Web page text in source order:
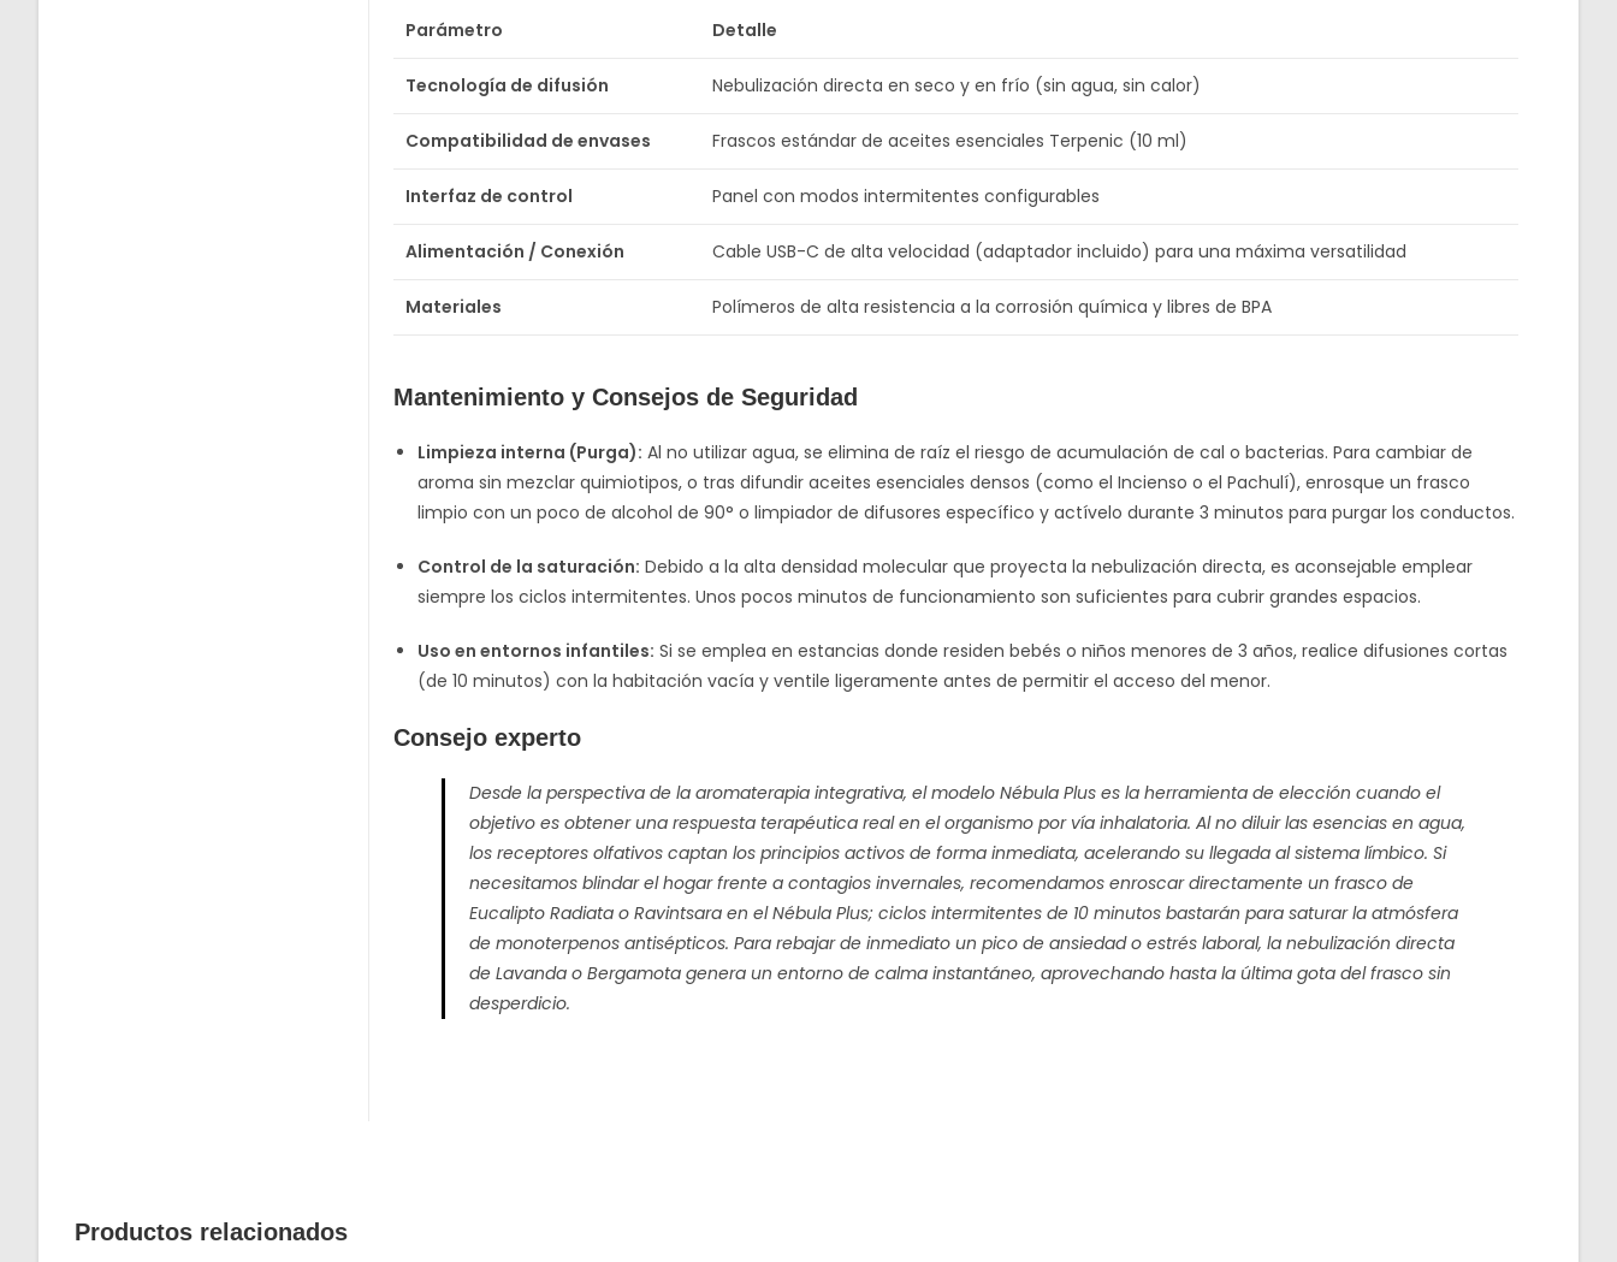
Parámetro Detalle
Tecnología de difusión Nebulización directa en seco y en frío (sin agua, sin calor)
Compatibilidad de envases Frascos estándar de aceites esenciales Terpenic (10 ml)
Interfaz de control Panel con modos intermitentes configurables
Alimentación / Conexión Cable USB-C de alta velocidad (adaptador incluido) para una máxima versatilidad
Materiales Polímeros de alta resistencia a la corrosión química y libres de BPA
Mantenimiento y Consejos de Seguridad
Limpieza interna (Purga): Al no utilizar agua, se elimina de raíz el riesgo de acumulación de cal o bacterias. Para cambiar de
aroma sin mezclar quimiotipos, o tras difundir aceites esenciales densos (como el Incienso o el Pachulí), enrosque un frasco
limpio con un poco de alcohol de 90° o limpiador de difusores específico y actívelo durante 3 minutos para purgar los conductos.
Control de la saturación: Debido a la alta densidad molecular que proyecta la nebulización directa, es aconsejable emplear
siempre los ciclos intermitentes. Unos pocos minutos de funcionamiento son suficientes para cubrir grandes espacios.
Uso en entornos infantiles: Si se emplea en estancias donde residen bebés o niños menores de 3 años, realice difusiones cortas
(de 10 minutos) con la habitación vacía y ventile ligeramente antes de permitir el acceso del menor.
Consejo experto
Desde la perspectiva de la aromaterapia integrativa, el modelo Nébula Plus es la herramienta de elección cuando el
objetivo es obtener una respuesta terapéutica real en el organismo por vía inhalatoria. Al no diluir las esencias en agua,
los receptores olfativos captan los principios activos de forma inmediata, acelerando su llegada al sistema límbico. Si
necesitamos blindar el hogar frente a contagios invernales, recomendamos enroscar directamente un frasco de
Eucalipto Radiata o Ravintsara en el Nébula Plus; ciclos intermitentes de 10 minutos bastarán para saturar la atmósfera
de monoterpenos antisépticos. Para rebajar de inmediato un pico de ansiedad o estrés laboral, la nebulización directa
de Lavanda o Bergamota genera un entorno de calma instantáneo, aprovechando hasta la última gota del frasco sin
desperdicio.
Productos relacionados